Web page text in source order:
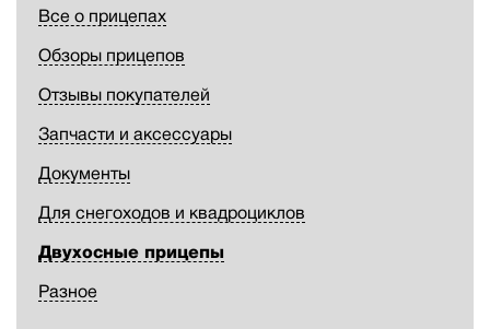
Все о прицепах
Обзоры прицепов
Отзывы покупателей
Запчасти и аксессуары
Документы
Для снегоходов и квадроциклов
Двухосные прицепы
Разное